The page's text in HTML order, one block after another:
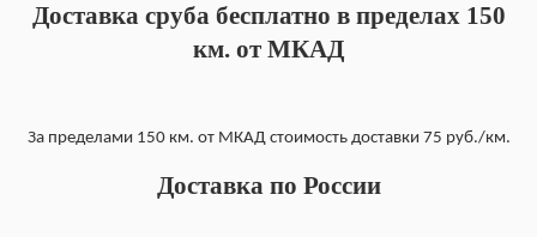
Доставка сруба бесплатно в пределах 150
км. от МКАД
За пределами 150 км. от МКАД стоимость доставки 75 руб./км.
Доставка по России